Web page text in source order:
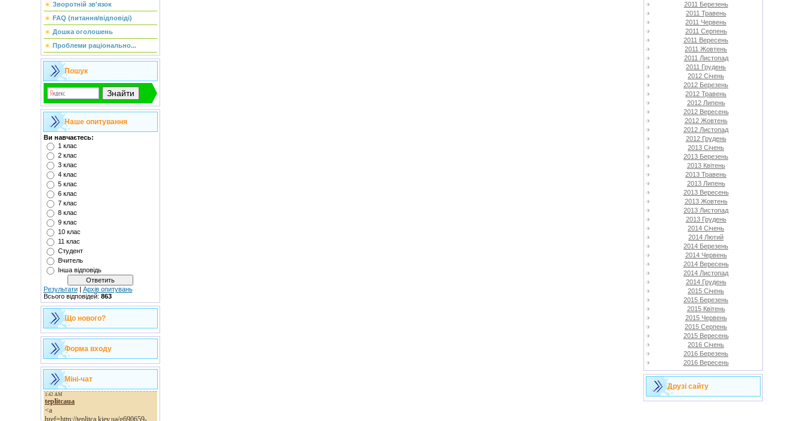
Зворотній зв'язок
FAQ (питання/відповіді)
Дошка оголошень
Проблеми раціонально...
Пошук
Наше опитування
Ви навчаєтесь:
1 клас
2 клас
3 клас
4 клас
5 клас
6 клас
7 клас
8 клас
9 клас
10 клас
11 клас
Студент
Вчитель
Інша відповідь
Результати| Архів опитувань
Всього відповідей: 863
Що нового?
Форма входу
Міні-чат
2011 Березень
2011 Травень
2011 Червень
2011 Серпень
2011 Вересень
2011 Жовтень
2011 Листопад
2011 Грудень
2012 Січень
2012 Березень
2012 Травень
2012 Липень
2012 Вересень
2012 Жовтень
2012 Листопад
2012 Грудень
2013 Січень
2013 Березень
2013 Квітень
2013 Травень
2013 Липень
2013 Вересень
2013 Жовтень
2013 Листопад
2013 Грудень
2014 Січень
2014 Лютий
2014 Березень
2014 Червень
2014 Вересень
2014 Листопад
2014 Грудень
2015 Січень
2015 Березень
2015 Квітень
2015 Червень
2015 Серпень
2015 Вересень
2016 Січень
2016 Березень
2016 Вересень
Друзі сайту